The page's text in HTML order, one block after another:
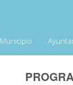
Municipio